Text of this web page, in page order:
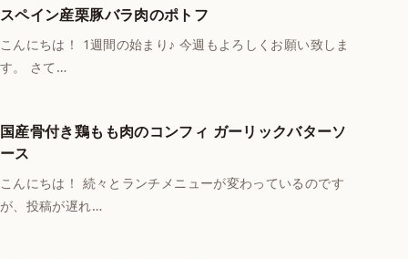
スペイン産栗豚バラ肉のポトフ
こんにちは！ 1週間の始まり♪ 今週もよろしくお願い致しま
す。 さて…
国産骨付き鶏もも肉のコンフィ ガーリックバターソ
ース
こんにちは！ 続々とランチメニューが変わっているのです
が、投稿が遅れ…